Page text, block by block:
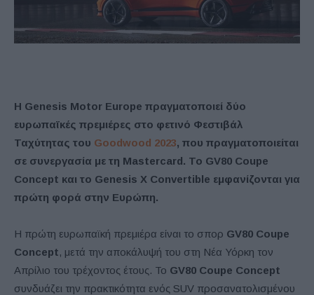
Η Genesis Motor Europe πραγματοποιεί δύο
ευρωπαϊκές πρεμιέρες στο φετινό Φεστιβάλ
Ταχύτητας του Goodwood 2023, που πραγματοποιείται
σε συνεργασία με τη Mastercard. Το GV80 Coupe
Concept και το Genesis X Convertible εμφανίζονται για
πρώτη φορά στην Ευρώπη.
Η πρώτη ευρωπαϊκή πρεμιέρα είναι το σπορ GV80 Coupe
Concept, μετά την αποκάλυψή του στη Νέα Υόρκη τον
Απρίλιο του τρέχοντος έτους. Το GV80 Coupe Concept
συνδυάζει την πρακτικότητα ενός SUV προσανατολισμένου